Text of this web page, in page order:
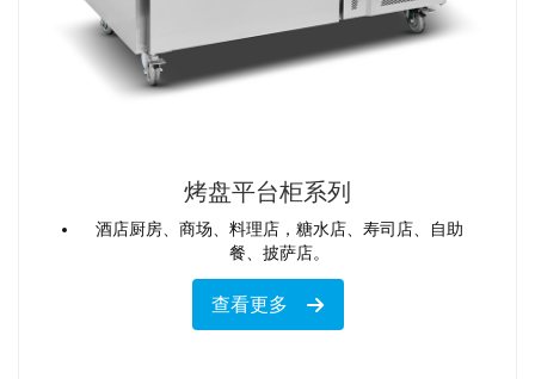
烤盘平台柜系列
酒店厨房、商场、料理店，糖水店、寿司店、自助
餐、披萨店。
查看更多